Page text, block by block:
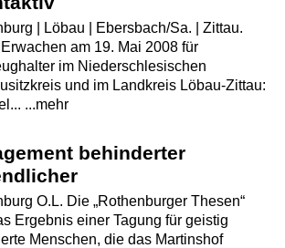
| Löbau | Ebersbach/Sa. | Zittau.
am 19. Mai 2008 für
im Niederschlesischen
und im Landkreis Löbau-Zittau:
...mehr
behinderter
O.L. Die „Rothenburger Thesen“
Ergebnis einer Tagung für geistig
Menschen, die das Martinshof